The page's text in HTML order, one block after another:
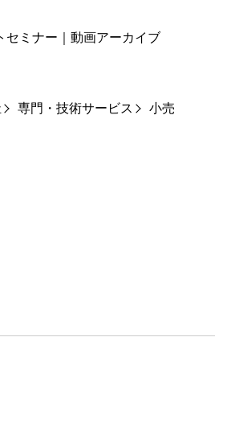
セミナー｜動画アーカイブ
専門・技術サービス
小売